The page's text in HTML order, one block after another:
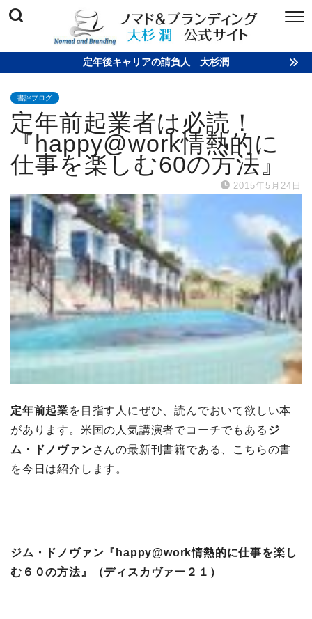
定年後キャリアの請負人 大杉潤
書評ブログ
定年前起業者は必読！
『happy@work情熱的に
仕事を楽しむ60の方法』
2015年5月24日
定年前起業を目指す人にぜひ、読んでおいて欲しい本
があります。米国の人気講演者でコーチでもある ジ
ム・ドノヴァンさんの最新刊書籍である、こちらの書
を今日は紹介します。
ジム・ドノヴァン『happy@work情熱的に仕事を楽し
む６０の方法』（ディスカヴァー２１）